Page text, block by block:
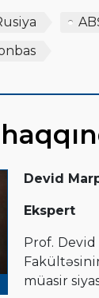
Devid
Ekspert
Prof.
müasir